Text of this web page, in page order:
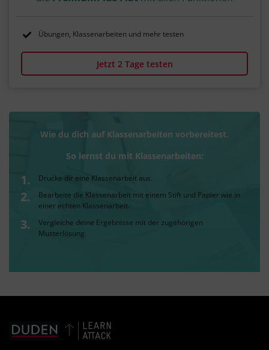
Übungen, Klassenarbeiten und mehr testen
Jetzt 2 Tage testen
Wie du dich auf Klassenarbeiten vorbereitest.
So lernst du mit Klassenarbeiten:
Drucke dir eine Klassenarbeit aus.
Bearbeite die Klassenarbeit mit einem Stift und Papier wie in
einer echten Klassenarbeit.
Vergleiche deine Ergebnisse mit der zugehörigen
Musterlösung.